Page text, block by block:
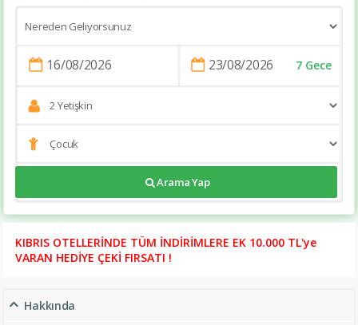
https://tatilsitesi.com/lords-palace-hotel
7 Gece
Arama Yap
KIBRIS OTELLERİNDE TÜM İNDİRİMLERE EK 10.000 TL'ye
VARAN HEDİYE ÇEKİ FIRSATI !
Hakkında